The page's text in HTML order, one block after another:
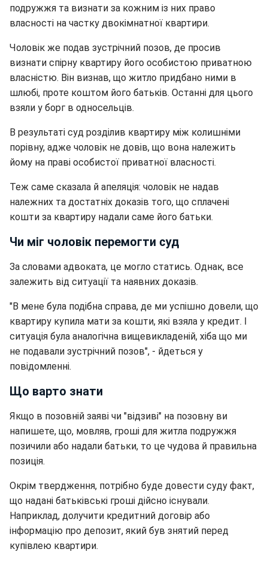
подружжя та визнати за кожним із них право
власності на частку двокімнатної квартири.
Чоловік же подав зустрічний позов, де просив
визнати спірну квартиру його особистою приватною
власністю. Він визнав, що житло придбано ними в
шлюбі, проте коштом його батьків. Останні для цього
взяли у борг в односельців.
В результаті суд розділив квартиру між колишніми
порівну, адже чоловік не довів, що вона належить
йому на праві особистої приватної власності.
Теж саме сказала й апеляція: чоловік не надав
належних та достатніх доказів того, що сплачені
кошти за квартиру надали саме його батьки.
Чи міг чоловік перемогти суд
За словами адвоката, це могло статись. Однак, все
залежить від ситуації та наявних доказів.
"В мене була подібна справа, де ми успішно довели, що
квартиру купила мати за кошти, які взяла у кредит. І
ситуація була аналогічна вищевикладеній, хіба що ми
не подавали зустрічний позов", - йдеться у
повідомленні.
Що варто знати
Якщо в позовній заяві чи "відзиві" на позовну ви
напишете, що, мовляв, гроші для житла подружжя
позичили або надали батьки, то це чудова й правильна
позиція.
Окрім твердження, потрібно буде довести суду факт,
що надані батьківські гроші дійсно існували.
Наприклад, долучити кредитний договір або
інформацію про депозит, який був знятий перед
купівлею квартири.